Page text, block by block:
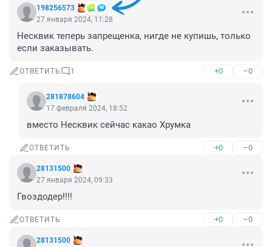
198256573
27 января 2024, 11:28
Несквик теперь запрещенка, нигде не купишь, только
если заказывать.
ОТВЕТИТЬ 1 +0 –0
281878604
17 февраля 2024, 18:52
вместо Несквик сейчас какао Хрумка
ОТВЕТИТЬ +0 –0
28131500
27 января 2024, 09:33
Гвоздодер!!!!
ОТВЕТИТЬ +0 –0
28131500